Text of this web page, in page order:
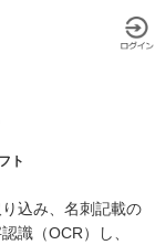
ト
込み、名刺記載の
識（OCR）し、